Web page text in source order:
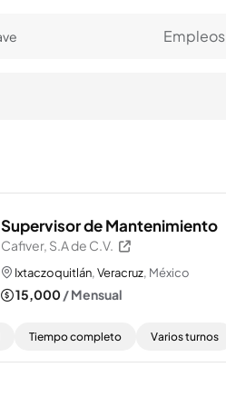
Empleos
Supervisor de Mantenimiento
Cafiver, S.A de C.V.
Ixtaczoquitlán, Veracruz, México
15,000/ Mensual
Tiempo completo Varios turnos